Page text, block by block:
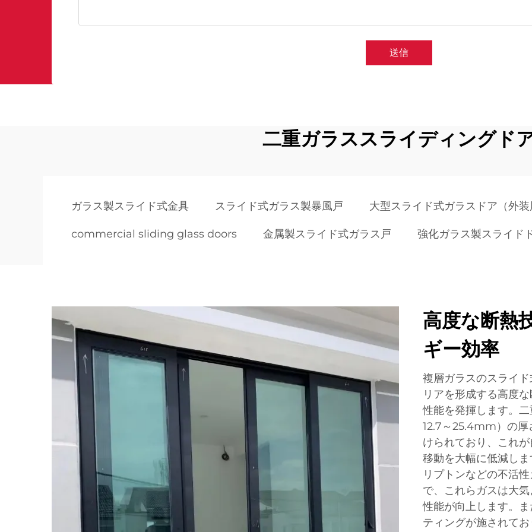
送信
二重ガラススライディングド
ガラス製スライド式金具 スライド式ガラス製暴風戸 大型スライド式ガラスドア（外装
commercial sliding glass doors 金属製スライド式ガラス戸 強化ガラス製スライド
高度な断熱
ギー効率
複層ガラスのスライ
リアを形成する高度
性能を発揮します。
12.7～25.4mm）の厚
けられており、これ
移動を大幅に低減し
リプトンなどの不活
で、これらガスは大
性能が向上します。
ティングが施されて